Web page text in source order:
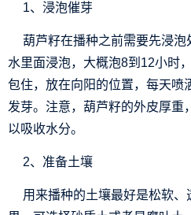
1、浸泡催芽
葫芦籽在播种之前需要先浸
水里面浸泡，大概泡8到12小时
包住，放在向阳的位置，每天喷
发芽。注意，葫芦籽的外皮厚重
以吸收水分。
2、准备土壤
用来播种的土壤最好是松软